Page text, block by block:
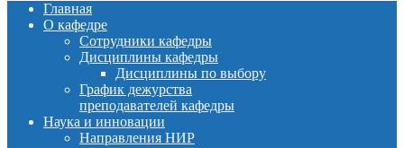
Главная
О кафедре
Сотрудники кафедры
Дисциплины кафедры
Дисциплины по выбору
График дежурства
преподавателей кафедры
Наука и инновации
Направления НИР